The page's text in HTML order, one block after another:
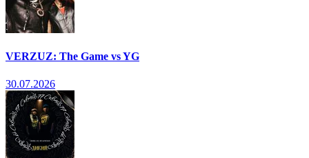
VERZUZ: The Game vs YG
30.07.2026